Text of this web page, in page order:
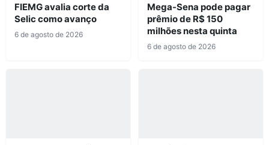
FIEMG avalia corte da
Selic como avanço
6 de agosto de 2026
Mega-Sena pode pagar
prêmio de R$ 150
milhões nesta quinta
6 de agosto de 2026